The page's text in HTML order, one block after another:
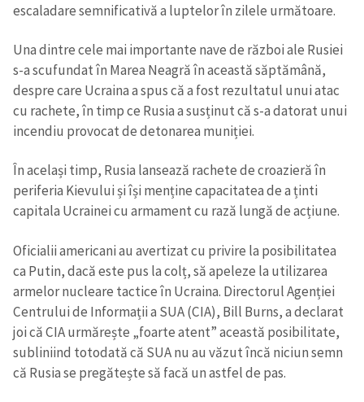
escaladare semnificativă a luptelor în zilele următoare.
Una dintre cele mai importante nave de război ale Rusiei
s-a scufundat în Marea Neagră în această săptămână,
despre care Ucraina a spus că a fost rezultatul unui atac
cu rachete, în timp ce Rusia a susținut că s-a datorat unui
incendiu provocat de detonarea muniției.
În același timp, Rusia lansează rachete de croazieră în
periferia Kievului și își menține capacitatea de a ținti
capitala Ucrainei cu armament cu rază lungă de acțiune.
Oficialii americani au avertizat cu privire la posibilitatea
ca Putin, dacă este pus la colț, să apeleze la utilizarea
armelor nucleare tactice în Ucraina. Directorul Agenției
Centrului de Informații a SUA (CIA), Bill Burns, a declarat
joi că CIA urmărește „foarte atent” această posibilitate,
subliniind totodată că SUA nu au văzut încă niciun semn
că Rusia se pregătește să facă un astfel de pas.